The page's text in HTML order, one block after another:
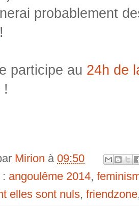
probablement
!
participe au 24h de
!
Mirion à 09:50
angoulême 2014,
elles sont nuls, friendzone